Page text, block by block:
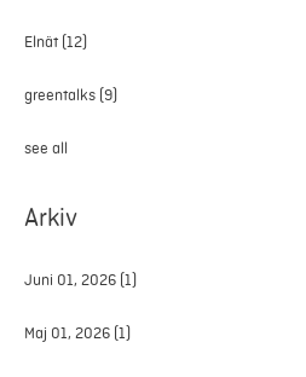
Elnät (12)
greentalks (9)
see all
Arkiv
Juni 01, 2026 (1)
Maj 01, 2026 (1)